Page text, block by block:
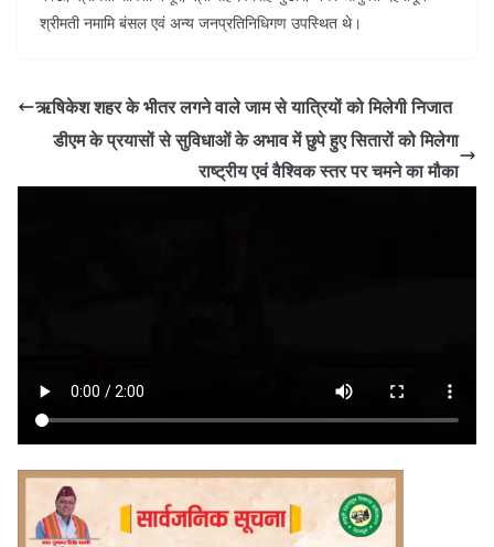
श्रीमती नमामि बंसल एवं अन्य जनप्रतिनिधिगण उपस्थित थे।
ऋषिकेश शहर के भीतर लगने वाले जाम से यात्रियों को मिलेगी निजात
डीएम के प्रयासों से सुविधाओं के अभाव में छुपे हुए सितारों को मिलेगा
राष्ट्रीय एवं वैश्विक स्तर पर चमने का मौका